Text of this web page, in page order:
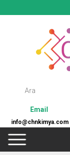
Email
info@chnkimya.com